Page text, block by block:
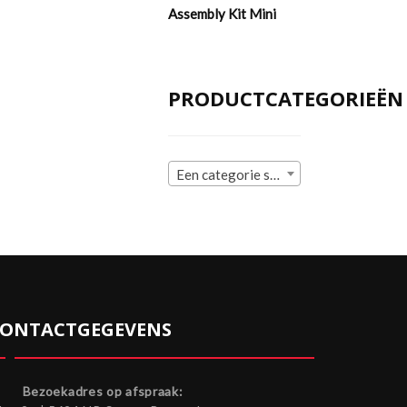
Assembly Kit Mini
PRODUCTCATEGORIEËN
Een categorie selecteren
Bezoekadres op afspraak: